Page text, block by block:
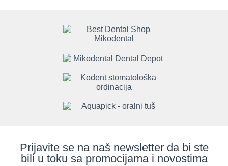
Prijavite se na naš newsletter da bi ste
bili u toku sa promocijama i novostima